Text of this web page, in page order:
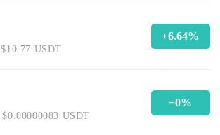
$10.77 USDT
+6.64%
$0.00000083 USDT
+0%